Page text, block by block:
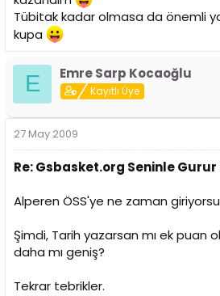
Tübitak kadar olmasa da önemli
kupa
E Emre Sarp Kocaoğlu
Kayıtlı Üye
27 May 2009
Re: Gsbasket.org Seninle Gurur
Alperen ÖSS'ye ne zaman
Şimdi, Tarih yazarsan mı ek puan
daha mı geniş?
Tekrar tebrikler.